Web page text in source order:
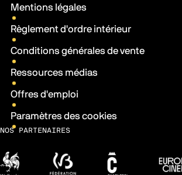
Mentions légales
Règlement d'ordre intérieur
Conditions générales de vente
Ressources médias
Offres d'emploi
Paramètres des cookies
NOS PARTENAIRES
Wallonie Fédération Wallonie-Ville de Charleroi